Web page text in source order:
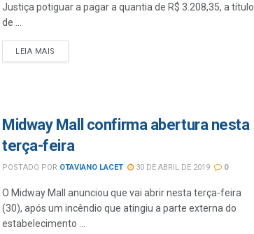
Justiça potiguar a pagar a quantia de R$ 3.208,35, a título
de ...
LEIA MAIS
Midway Mall confirma abertura nesta
terça-feira
POSTADO POR OTAVIANO LACET 30 DE ABRIL DE 2019 0
O Midway Mall anunciou que vai abrir nesta terça-feira
(30), após um incêndio que atingiu a parte externa do
estabelecimento ...